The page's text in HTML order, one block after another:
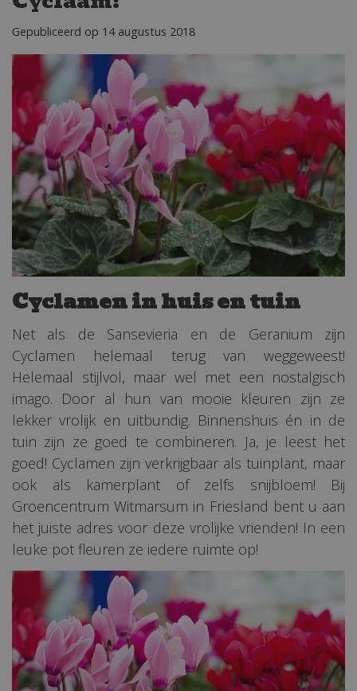
Gepubliceerd op 14 augustus 2018
Cyclamen in huis en tuin
Net als de Sansevieria en de Geranium zijn
Cyclamen helemaal terug van weggeweest!
Helemaal stijlvol, maar wel met een nostalgisch
imago. Door al hun van mooie kleuren zijn ze
lekker vrolijk en uitbundig. Binnenshuis én in de
tuin zijn ze goed te combineren. Ja, je leest het
goed! Cyclamen zijn verkrijgbaar als tuinplant, maar
ook als kamerplant of zelfs snijbloem! Bij
Groencentrum Witmarsum in Friesland bent u aan
het juiste adres voor deze vrolijke vrienden! In een
leuke pot fleuren ze iedere ruimte op!